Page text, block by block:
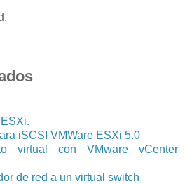
iSCSI VMWare ESXi 5.0
virtual con VMware vCenter
de red a un virtual switch